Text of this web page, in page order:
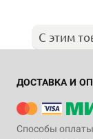
С этим
ДОСТАВКА И
Способы оплаты